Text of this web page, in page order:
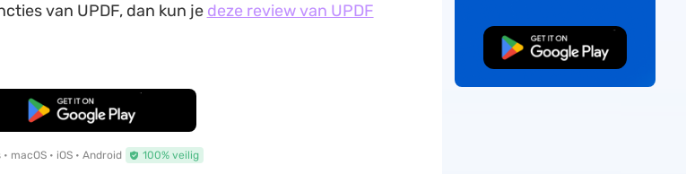
van UPDF, dan kun je deze review van UPDF
Gratis Download
macOS • iOS • Android 100% veilig
Gratis Download